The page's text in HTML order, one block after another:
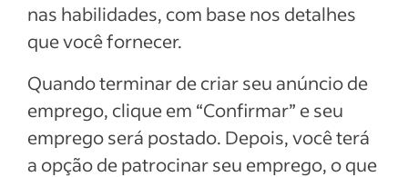
nas habilidades, com base nos detalhes
que você fornecer.
Quando terminar de criar seu anúncio de
emprego, clique em “Confirmar” e seu
emprego será postado. Depois, você terá
a opção de patrocinar seu emprego, o que